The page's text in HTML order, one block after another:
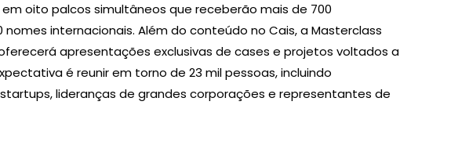
oito palcos simultâneos que receberão mais de 700
internacionais. Além do conteúdo no Cais, a Masterclass
apresentações exclusivas de cases e projetos voltados a
é reunir em torno de 23 mil pessoas, incluindo
lideranças de grandes corporações e representantes de